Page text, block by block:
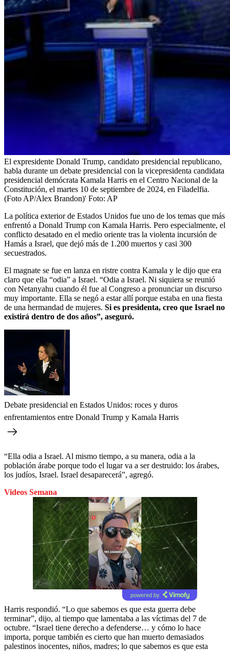
El expresidente Donald Trump, candidato presidencial republicano,
habla durante un debate presidencial con la vicepresidenta candidata
presidencial demócrata Kamala Harris en el Centro Nacional de la
Constitución, el martes 10 de septiembre de 2024, en Filadelfia.
(Foto AP/Alex Brandon)' Foto: AP
La política exterior de Estados Unidos fue uno de los temas que más
enfrentó a Donald Trump con Kamala Harris. Pero especialmente, el
conflicto desatado en el medio oriente tras la violenta incursión de
Hamás a Israel, que dejó más de 1.200 muertos y casi 300
secuestrados.
El magnate se fue en lanza en ristre contra Kamala y le dijo que era
claro que ella “odia” a Israel. “Odia a Israel. Ni siquiera se reunió
con Netanyahu cuando él fue al Congreso a pronunciar un discurso
muy importante. Ella se negó a estar allí porque estaba en una fiesta
de una hermandad de mujeres. Si es presidenta, creo que Israel no
existirá dentro de dos años”, aseguró.
Debate presidencial en Estados Unidos: roces y duros
enfrentamientos entre Donald Trump y Kamala Harris
“Ella odia a Israel. Al mismo tiempo, a su manera, odia a la
población árabe porque todo el lugar va a ser destruido: los árabes,
los judíos, Israel. Israel desaparecerá”, agregó.
Videos Semana
powered by
Harris respondió. “Lo que sabemos es que esta guerra debe
terminar”, dijo, al tiempo que lamentaba a las víctimas del 7 de
octubre. “Israel tiene derecho a defenderse… y cómo lo hace
importa, porque también es cierto que han muerto demasiados
palestinos inocentes, niños, madres; lo que sabemos es que esta